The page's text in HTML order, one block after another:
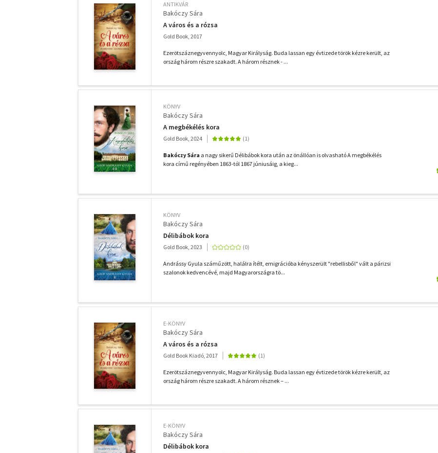
ANTIKVÁR
Bakóczy Sára
A város és a rózsa
Gold Book, 2017
Ezerötszáznegyvennyolc, Magyar Királyság. Buda lassan egy évtizede török kézre került, az
ország három részre szakadt. A három résznek - ...
KÖNYV
Bakóczy Sára
A megbékélés kora
Gold Book, 2024
Bakóczy Sára a nagy sikerű Délibábok kora után az önállóan is olvasható A megbékélés
kora című regényében 1863-tól 1867 júniusáig, a kieg...
KÖNYV
Bakóczy Sára
Délibábok kora
Gold Book, 2023
Andrássy Gyula száműzött, halálra ítélt, emigrációba kényszerült "rebellisből" vált a párizsi
szalonok kedvencévé, majd Magyarországra tö...
E-KÖNYV
Bakóczy Sára
A város és a rózsa
Gold Book Kiadó, 2017
Ezerötszáznegyvennyolc, Magyar Királyság. Buda lassan egy évtizede török kézre került, az
ország három részre szakadt. A három résznek – ...
E-KÖNYV
Bakóczy Sára
Délibábok kora